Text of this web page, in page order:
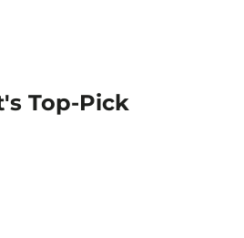
Top-Pick